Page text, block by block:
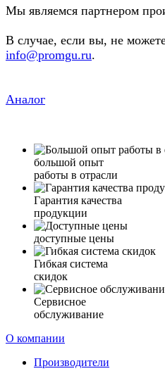
Мы являемся партнером
В случае, если вы, не
info@promgu.ru.
Аналог
большой опыт
работы в отрасли
Гарантия качества
продукции
доступные цены
Гибкая система
скидок
Сервисное
обслуживание
О компании
Производители